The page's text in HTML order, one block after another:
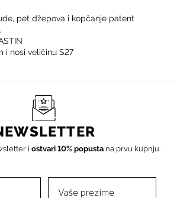
pet džepova i kopčanje patent
i nosi veličinu S27
i ostvari 10% popustana prvu kupnju.